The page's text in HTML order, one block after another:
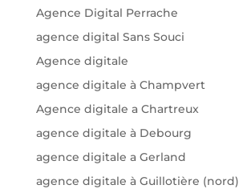
Agence Digital Perrache
agence digital Sans Souci
Agence digitale
agence digitale à Champvert
Agence digitale a Chartreux
agence digitale à Debourg
agence digitale a Gerland
agence digitale à Guillotière (nord)